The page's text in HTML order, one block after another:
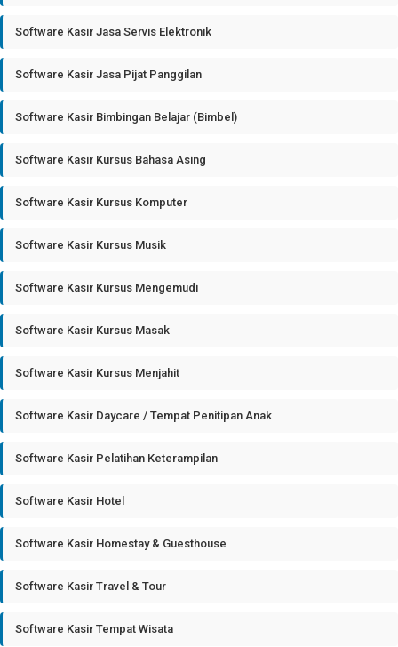
Software Kasir Jasa Servis Elektronik
Software Kasir Jasa Pijat Panggilan
Software Kasir Bimbingan Belajar (Bimbel)
Software Kasir Kursus Bahasa Asing
Software Kasir Kursus Komputer
Software Kasir Kursus Musik
Software Kasir Kursus Mengemudi
Software Kasir Kursus Masak
Software Kasir Kursus Menjahit
Software Kasir Daycare / Tempat Penitipan Anak
Software Kasir Pelatihan Keterampilan
Software Kasir Hotel
Software Kasir Homestay & Guesthouse
Software Kasir Travel & Tour
Software Kasir Tempat Wisata